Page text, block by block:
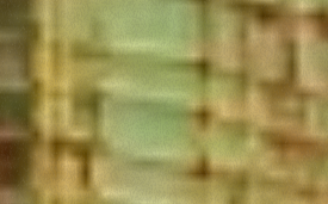
i cookie
i cookie Il sito utilizza cookies al
e contenuti
sul tasto "RIFIUTA" o sulla "X"
e non verranno inviati cookies al di